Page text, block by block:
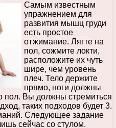
Самым известным
упражнением для
развития мышц груди
есть простое
отжимание. Лягте на
пол, сожмите локти,
расположите их чуть
шире, чем уровень
плеч. Тело держите
прямо, ноги должны
пол. Вы должны стремиться
таких подходов будет 3.
Следующее задание
сейчас со стулом.